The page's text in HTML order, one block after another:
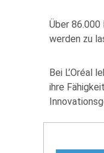
Über
werden zu
Bei L’Oréal
ihre